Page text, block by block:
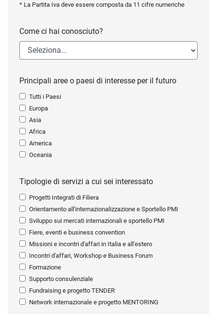
* La Partita Iva deve essere composta da 11 cifre numeriche
Come ci hai conosciuto?
Principali aree o paesi di interesse per il futuro
Tutti i Paesi
Europa
Asia
Africa
America
Oceania
Tipologie di servizi a cui sei interessato
Progetti Integrati di Filiera
Orientamento all'internazionalizzazione e Sportello PMI
Sviluppo sui mercati internazionali e sportello PMI
Fiere, eventi e business convention
Missioni e incontri d'affari in Italia e all'estero
Incontri d'affari, Workshop e Business Forum
Formazione
Supporto consulenziale
Fundraising e progetto TENDER
Network internazionale e progetto MENTORING